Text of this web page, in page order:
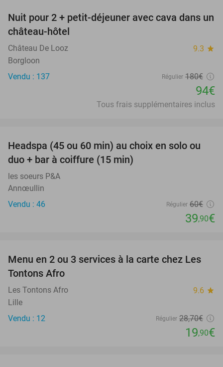
48%
Nuit pour 2 + petit-déjeuner avec cava dans un
château-hôtel
Château De Looz 9.3 star
Borgloon
Vendu : 137
Régulier 180€
94€
Tous frais supplémentaires inclus
34%
Headspa (45 ou 60 min) au choix en solo ou
duo + bar à coiffure (15 min)
les soeurs P&A
Annœullin
Vendu : 46
Régulier 60€
39,90€
31%
Menu en 2 ou 3 services à la carte chez Les
Tontons Afro
Les Tontons Afro 9.6 star
Lille
Vendu : 12
Régulier 28,70€
19,90€